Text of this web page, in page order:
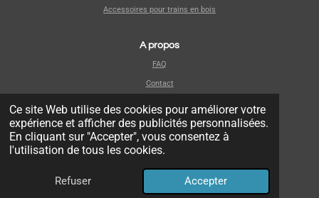
Ce site Web utilise des cookies pour améliorer votre
expérience et afficher des publicités personnalisées.
En cliquant sur "Accepter", vous consentez à
l'utilisation de tous les cookies.
Refuser Accepter
Accessoires pour trains en bois
A propos
FAQ
Contact
Mentions légales
Mentions légales
© 2025 - EI Michaël Martinez